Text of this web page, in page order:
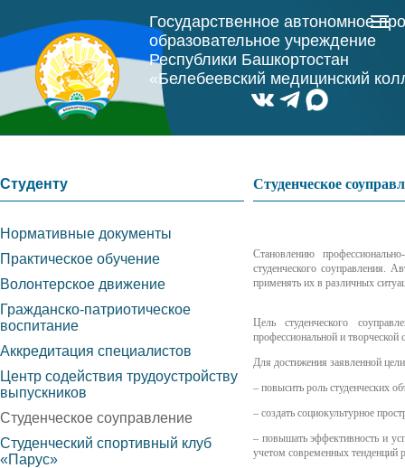
Государственное автономное
образовательное учреждение
Республики Башкортостан
«Белебеевский медицинский
Студенческое
Становлению
студенческого соуправления.
применять их в различных
Цель студенческого
профессиональной и
Для достижения заявленной
– повысить роль студенческих
– создать социокультурное
– повышать эффективность и
учетом современных тенденций
Студенту
Нормативные документы
Практическое обучение
Волонтерское движение
Гражданско-патриотическое
воспитание
Аккредитация специалистов
Центр содействия трудоустройству
выпускников
Студенческое соуправление
Студенческий спортивный клуб
«Парус»